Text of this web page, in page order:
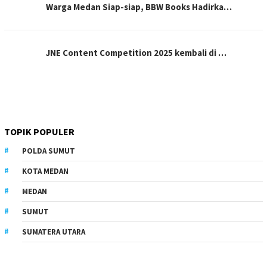
Warga Medan Siap-siap, BBW Books Hadirka…
JNE Content Competition 2025 kembali di …
TOPIK POPULER
POLDA SUMUT
KOTA MEDAN
MEDAN
SUMUT
SUMATERA UTARA